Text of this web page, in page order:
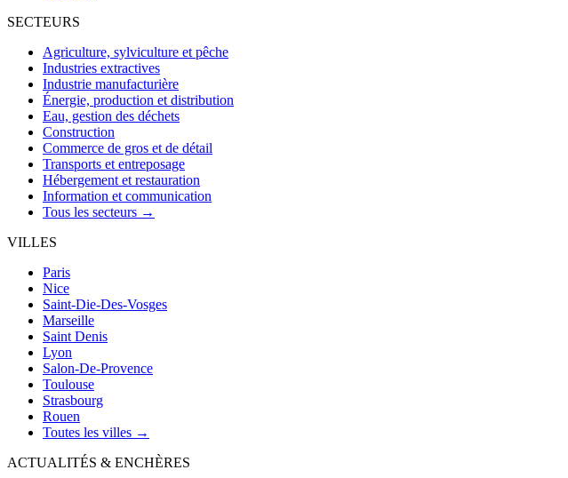
SECTEURS
Agriculture, sylviculture et pêche
Industries extractives
Industrie manufacturière
Énergie, production et distribution
Eau, gestion des déchets
Construction
Commerce de gros et de détail
Transports et entreposage
Hébergement et restauration
Information et communication
Tous les secteurs →
VILLES
Paris
Nice
Saint-Die-Des-Vosges
Marseille
Saint Denis
Lyon
Salon-De-Provence
Toulouse
Strasbourg
Rouen
Toutes les villes →
ACTUALITÉS & ENCHÈRES